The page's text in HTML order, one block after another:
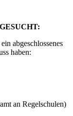
abgeschlossenes
haben:
an Regelschulen)